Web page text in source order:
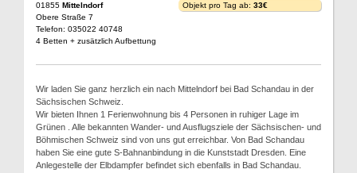
01855 Mittelndorf
Obere Straße 7
Telefon: 035022 40748
4 Betten + zusätzlich Aufbettung
Objekt pro Tag ab: 33€
Wir laden Sie ganz herzlich ein nach Mittelndorf bei Bad Schandau in der
Sächsischen Schweiz.
Wir bieten Ihnen 1 Ferienwohnung bis 4 Personen in ruhiger Lage im
Grünen . Alle bekannten Wander- und Ausflugsziele der Sächsischen- und
Böhmischen Schweiz sind von uns gut erreichbar. Von Bad Schandau
haben Sie eine gute S-Bahnanbindung in die Kunststadt Dresden. Eine
Anlegestelle der Elbdampfer befindet sich ebenfalls in Bad Schandau.